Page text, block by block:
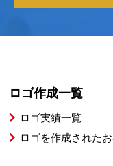
ロゴ作成一覧
ロゴ実績一覧
ロゴを作成された